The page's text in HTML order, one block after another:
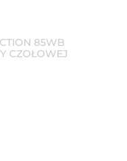
85WB
CZOŁOWEJ